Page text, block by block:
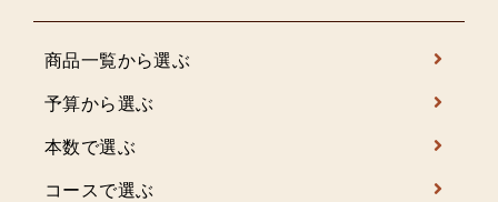
商品一覧から選ぶ
予算から選ぶ
本数で選ぶ
コースで選ぶ